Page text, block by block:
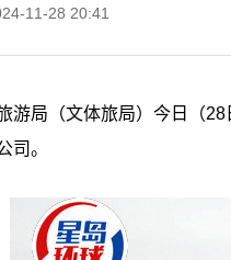
11-28 20:41
游局（文体旅局）今日（
司。